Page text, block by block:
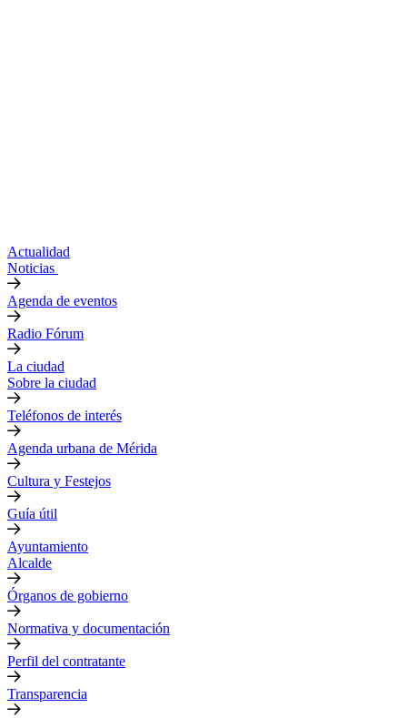
Actualidad
Noticias
Agenda de eventos
Radio Fórum
La ciudad
Sobre la ciudad
Teléfonos de interés
Agenda urbana de Mérida
Cultura y Festejos
Guía útil
Ayuntamiento
Alcalde
Órganos de gobierno
Normativa y documentación
Perfil del contratante
Transparencia